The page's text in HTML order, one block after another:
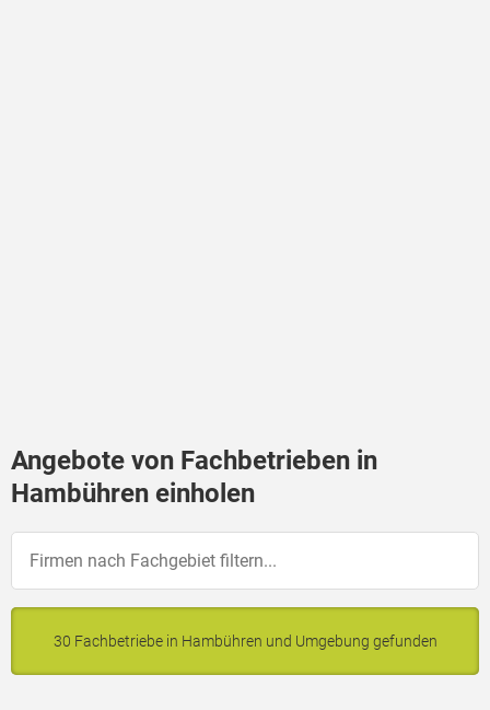
Angebote von Fachbetrieben in
Hambühren einholen
30 Fachbetriebe in Hambühren und Umgebung gefunden